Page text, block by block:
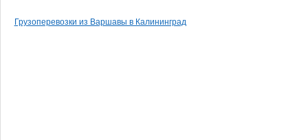
Грузоперевозки из Варшавы в Калининград